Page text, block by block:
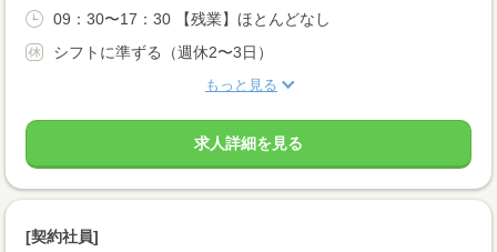
09：30〜17：30 【残業】ほとんどなし
シフトに準ずる（週休2〜3日）
もっと見る
求人詳細を見る
[契約社員]